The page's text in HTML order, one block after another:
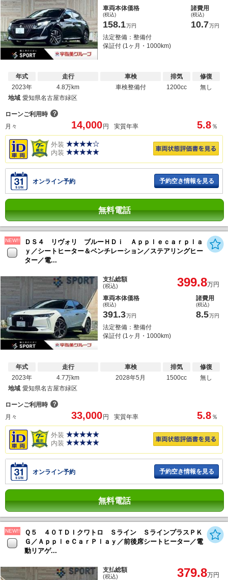
車両本体価格
(税込)
158.1万円
諸費用
(税込)
10.7万円
法定整備：整備付
保証付 (1ヶ月・1000km)
年式
2023年
走行
4.8万km
車検
車検整備付
排気
1200cc
修復
無し
地域 愛知県名古屋市緑区
ローンご利用時 ？
月々
14,000 円 実質年率 5.8 ％
外装
内装
オンライン予約 予約空き情報を見る
無料電話
NEW!!
ＤＳ４ リヴォリ ブルーＨＤｉ Ａｐｐｌｅｃａｒｐｌａ
ｙ／シートヒーター＆ベンチレーション／ステアリングヒー
ター／電...
支払総額
(税込) 399.8万円
車両本体価格
(税込)
391.3万円
諸費用
(税込)
8.5万円
法定整備：整備付
保証付 (1ヶ月・1000km)
年式
2023年
走行
4.7万km
車検
2028年5月
排気
1500cc
修復
無し
地域 愛知県名古屋市緑区
ローンご利用時 ？
月々
33,000円 実質年率 5.8 ％
外装
内装
オンライン予約 予約空き情報を見る
無料電話
NEW!!
Ｑ５ ４０ＴＤＩクワトロ Ｓライン ＳラインプラスＰＫ
Ｇ／ＡｐｐｌｅＣａｒＰｌａｙ／前後席シートヒーター／電
動リアゲ...
支払総額
(税込) 379.8万円